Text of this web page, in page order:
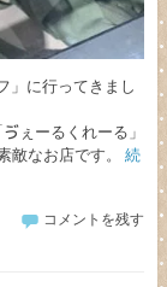
」に行ってきまし
ぇーるくれーる」
敵なお店です。 続
コメントを残す